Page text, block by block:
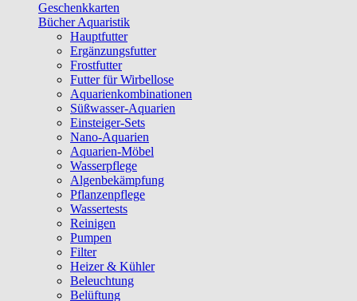
Geschenkkarten
Bücher Aquaristik
Hauptfutter
Ergänzungsfutter
Frostfutter
Futter für Wirbellose
Aquarienkombinationen
Süßwasser-Aquarien
Einsteiger-Sets
Nano-Aquarien
Aquarien-Möbel
Wasserpflege
Algenbekämpfung
Pflanzenpflege
Wassertests
Reinigen
Pumpen
Filter
Heizer & Kühler
Beleuchtung
Belüftung